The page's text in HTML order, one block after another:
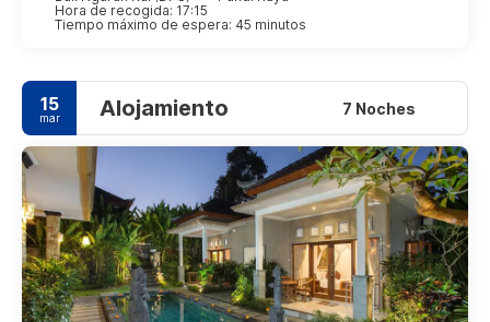
Hora de recogida: 17:15
Tiempo máximo de espera: 45 minutos
15
mar Alojamiento 7 Noches